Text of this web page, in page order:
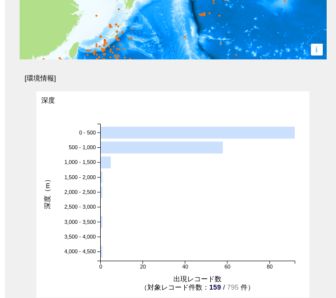
i
[環境情報]
深度
0 20 40 60 80
0 - 500
500 - 1,000
1,000 - 1,500
1,500 - 2,000
2,000 - 2,500
2,500 - 3,000
3,000 - 3,500
3,500 - 4,000
4,000 - 4,500
出現レコード数
（対象レコード件数： 159 / 795 件）
深度（m）